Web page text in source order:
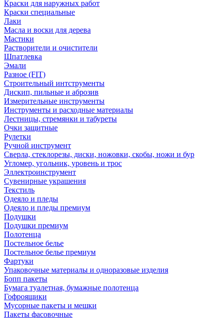
Краски для наружных работ
Краски специальные
Лаки
Масла и воски для дерева
Мастики
Растворители и очистители
Шпатлевка
Эмали
Разное (FIT)
Строительный интструменты
Дискип, пильные и аброзив
Измерительные инструменты
Инструменты и расходные материалы
Лестницы, стремянки и табуреты
Очки защитные
Рулетки
Ручной инструмент
Сверла, стеклорезы, диски, ножовки, скобы, ножи и бур
Угломер, угольник, уровень и трос
Эллектроинструмент
Сувенирные украшения
Текстиль
Одеяло и пледы
Одеяло и пледы премиум
Подушки
Подушки премиум
Полотенца
Постельное белье
Постельное белье премиум
Фартуки
Упаковочные материалы и одноразовые изделия
Бопп пакеты
Бумага туалетная, бумажные полотенца
Гофроящики
Мусорные пакеты и мешки
Пакеты фасовочные